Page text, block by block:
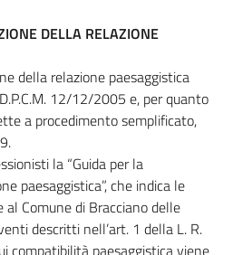
DELLA RELAZIONE
della relazione paesaggistica
12/12/2005 e, per quanto
a procedimento semplificato,
la “Guida per la
paesaggistica”, che indica le
Comune di Bracciano delle
descritti nell’art. 1 della L. R.
compatibilità paesaggistica viene